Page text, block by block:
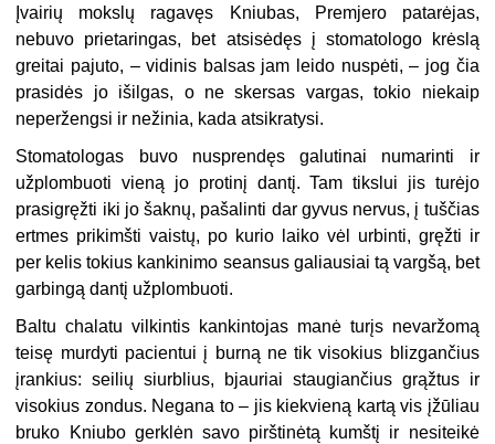
Įvairių mokslų ragavęs Kniubas, Premjero patarėjas,
nebuvo prietaringas, bet atsisėdęs į stomatologo krėslą
greitai pajuto, – vidinis balsas jam leido nuspėti, – jog čia
prasidės jo išilgas, o ne skersas vargas, tokio niekaip
neperžengsi ir nežinia, kada atsikratysi.
Stomatologas buvo nusprendęs galutinai numarinti ir
užplombuoti vieną jo protinį dantį. Tam tikslui jis turėjo
prasigręžti iki jo šaknų, pašalinti dar gyvus nervus, į tuščias
ertmes prikimšti vaistų, po kurio laiko vėl urbinti, gręžti ir
per kelis tokius kankinimo seansus galiausiai tą vargšą, bet
garbingą dantį užplombuoti.
Baltu chalatu vilkintis kankintojas manė turįs nevaržomą
teisę murdyti pacientui į burną ne tik visokius blizgančius
įrankius: seilių siurblius, bjauriai staugiančius grąžtus ir
visokius zondus. Negana to – jis kiekvieną kartą vis įžūliau
bruko Kniubo gerklėn savo pirštinėtą kumštį ir nesiteikė